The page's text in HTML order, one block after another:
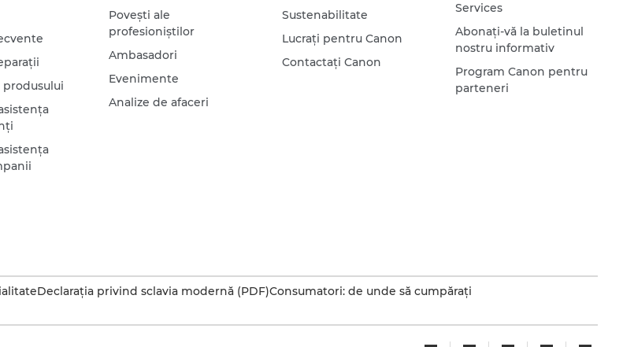
produsului
Poveşti ale
profesioniştilor
Ambasadori
Evenimente
Analize de afaceri
Sustenabilitate
Lucraţi pentru Canon
Contactaţi Canon
Services
Abonaţi-vă la buletinul
nostru informativ
Program Canon pentru
parteneri
Declaraţia privind sclavia modernă (PDF)Consumatori: de unde să cumpăraţi